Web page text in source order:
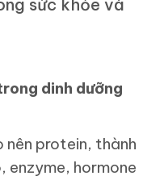
sức khỏe và
dinh dưỡng
nên protein, thành
enzyme, hormone